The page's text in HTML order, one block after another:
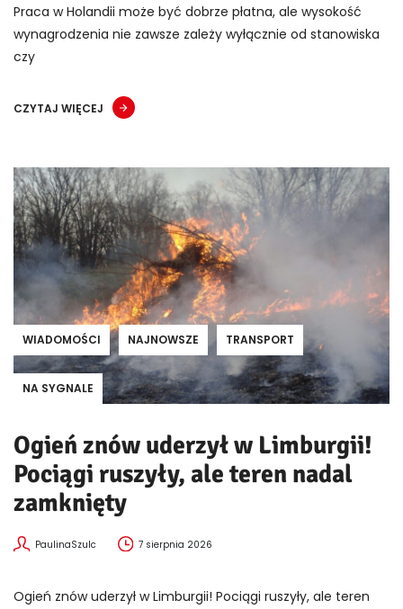
Praca w Holandii może być dobrze płatna, ale wysokość
wynagrodzenia nie zawsze zależy wyłącznie od stanowiska
czy
CZYTAJ WIĘCEJ
WIADOMOŚCI NAJNOWSZE TRANSPORT
NA SYGNALE
Ogień znów uderzył w Limburgii!
Pociągi ruszyły, ale teren nadal
zamknięty
PaulinaSzulc 7 sierpnia 2026
Ogień znów uderzył w Limburgii! Pociągi ruszyły, ale teren